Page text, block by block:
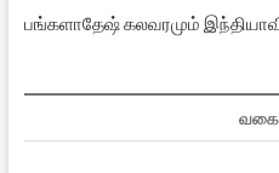
பங்களாதேஷ் கலவரமும்